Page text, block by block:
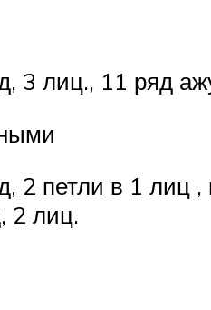
3 лиц., 11 ряд
2 петли в 1 лиц
2 лиц.